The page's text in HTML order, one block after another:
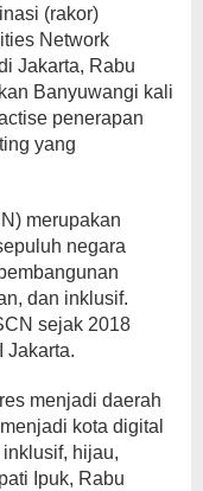
(rakor)
Network
Jakarta, Rabu
Banyuwangi kali
penerapan
yang
merupakan
negara
dan inklusif.
sejak 2018
Jakarta.
menjadi daerah
kota digital
hijau,
Ipuk, Rabu